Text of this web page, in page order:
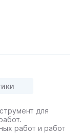
для
работ и работ